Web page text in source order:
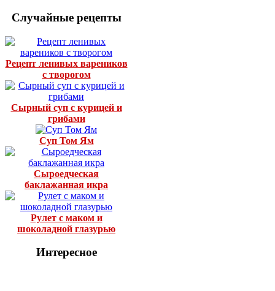
Случайные рецепты
Рецепт ленивых вареников
с творогом
Сырный суп с курицей и
грибами
Суп Том Ям
Сыроедческая
баклажанная икра
Рулет с маком и
шоколадной глазурью
Интересное